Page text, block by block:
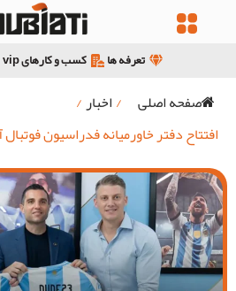
تعرفه ها کسب و کارهای vip
صفحه اصلی /اخبار/
افتتاح دفتر خاورمیانه فدراسیون